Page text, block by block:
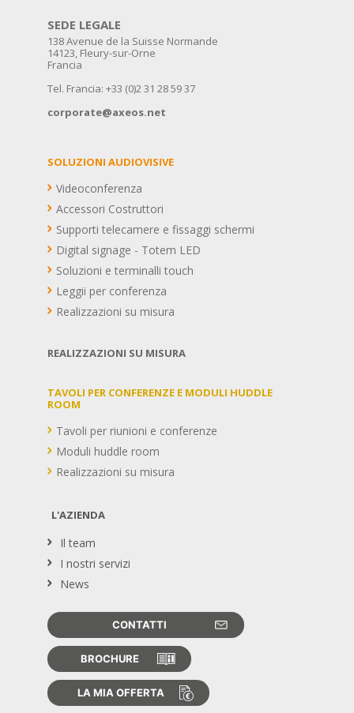
SEDE LEGALE
138 Avenue de la Suisse Normande
14123, Fleury-sur-Orne
Francia
Tel. Francia: +33 (0)2 31 28 59 37
corporate@axeos.net
SOLUZIONI AUDIOVISIVE
Videoconferenza
Accessori Costruttori
Supporti telecamere e fissaggi schermi
Digital signage - Totem LED
Soluzioni e terminalli touch
Leggii per conferenza
Realizzazioni su misura
REALIZZAZIONI SU MISURA
TAVOLI PER CONFERENZE E MODULI HUDDLE
ROOM
Tavoli per riunioni e conferenze
Moduli huddle room
Realizzazioni su misura
L'AZIENDA
Il team
I nostri servizi
News
CONTATTI
BROCHURE
LA MIA OFFERTA